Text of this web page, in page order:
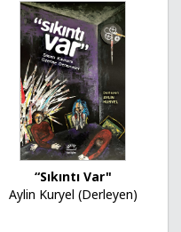
“Sıkıntı Var"
Aylin Kuryel (Derleyen)